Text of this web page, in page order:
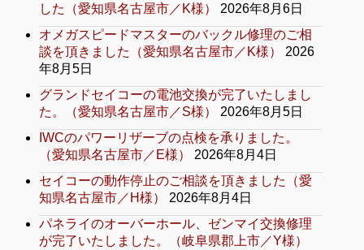
した（愛知県名古屋市／K様）
2026年8月6日
オメガスピードマスターのバックル修理のご相
談を頂きました（愛知県名古屋市／K様）
2026
年8月5日
グランドセイコーの電池交換が完了いたしまし
た。（愛知県名古屋市／S様）
2026年8月5日
IWCのパワーリザーブの点検を承りました。
（愛知県名古屋市／E様）
2026年8月4日
セイコーの動作停止のご相談を頂きました（愛
知県名古屋市／H様）
2026年8月4日
パネライのオーバーホール、ゼンマイ交換修理
が完了いたしました。（岐阜県郡上市／Y様）